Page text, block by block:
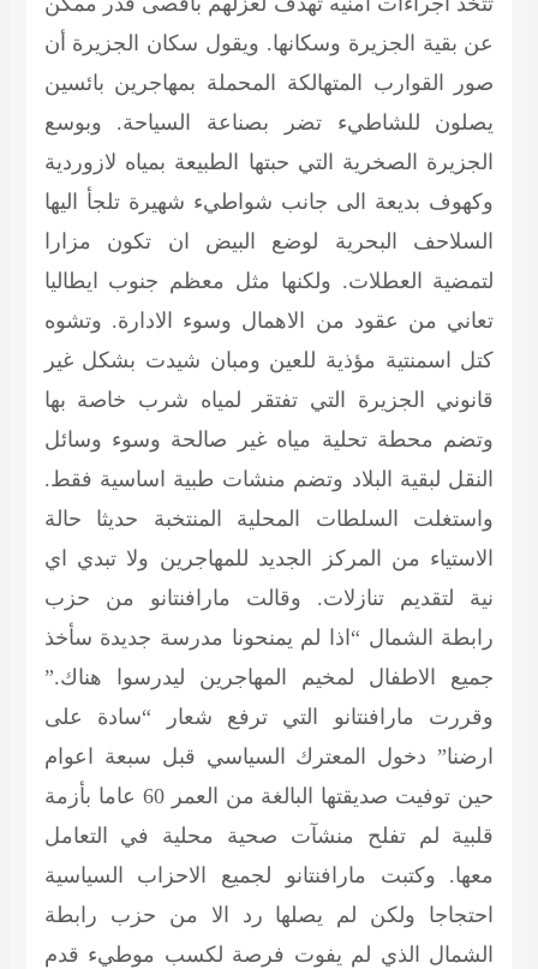
عن بقية الجزيرة وسكانها. ويقول سكان الجزيرة أن
صور القوارب المتهالكة المحملة بمهاجرين بائسين
يصلون للشاطيء تضر بصناعة السياحة. وبوسع
الجزيرة الصخرية التي حبتها الطبيعة بمياه لازوردية
وكهوف بديعة الى جانب شواطيء شهيرة تلجأ اليها
السلاحف البحرية لوضع البيض ان تكون مزارا
لتمضية العطلات. ولكنها مثل معظم جنوب ايطاليا
تعاني من عقود من الاهمال وسوء الادارة. وتشوه
كتل اسمنتية مؤذية للعين ومبان شيدت بشكل غير
قانوني الجزيرة التي تفتقر لمياه شرب خاصة بها
وتضم محطة تحلية مياه غير صالحة وسوء وسائل
النقل لبقية البلاد وتضم منشات طبية اساسية فقط.
واستغلت السلطات المحلية المنتخبة حديثا حالة
الاستياء من المركز الجديد للمهاجرين ولا تبدي اي
نية لتقديم تنازلات. وقالت مارافنتانو من حزب
رابطة الشمال “اذا لم يمنحونا مدرسة جديدة سأخذ
جميع الاطفال لمخيم المهاجرين ليدرسوا هناك.”
وقررت مارافنتانو التي ترفع شعار “سادة على
ارضنا” دخول المعترك السياسي قبل سبعة اعوام
حين توفيت صديقتها البالغة من العمر 60 عاما بأزمة
قلبية لم تفلح منشآت صحية محلية في التعامل
معها. وكتبت مارافنتانو لجميع الاحزاب السياسية
احتجاجا ولكن لم يصلها رد الا من حزب رابطة
الشمال الذي لم يفوت فرصة لكسب موطيء قدم